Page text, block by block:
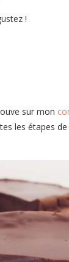
!
sur mon
les étapes